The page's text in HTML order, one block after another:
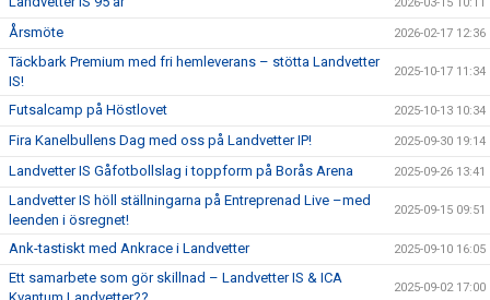
Årsmöte 2026-02-17 12:36
Täckbark Premium med fri hemleverans – stötta Landvetter
IS!
2025-10-17 11:34
Futsalcamp på Höstlovet 2025-10-13 10:34
Fira Kanelbullens Dag med oss på Landvetter IP! 2025-09-30 19:14
Landvetter IS Gåfotbollslag i toppform på Borås Arena 2025-09-26 13:41
Landvetter IS höll ställningarna på Entreprenad Live –med
leenden i ösregnet!
2025-09-15 09:51
Ank-tastiskt med Ankrace i Landvetter 2025-09-10 16:05
Ett samarbete som gör skillnad – Landvetter IS & ICA
2025-09-02 17:00